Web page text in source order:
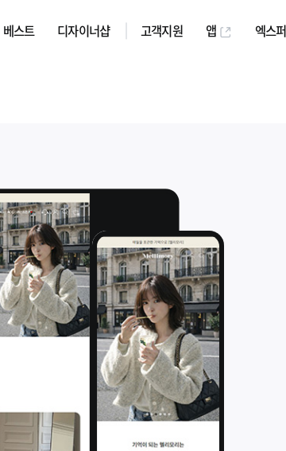
베스트 디자이너샵 고객지원 앱 엑스